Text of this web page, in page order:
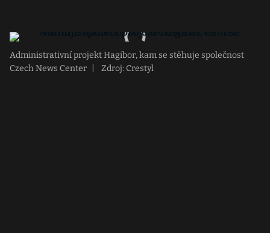
Administrativní projekt Hagibor, kam se stěhuje společnost
Czech News Center
Zdroj: Crestyl